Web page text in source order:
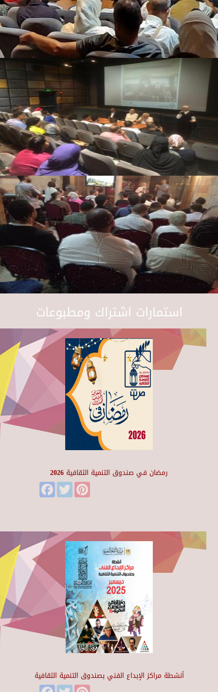
استمارات اشتراك ومطبوعات
رمضان في صندوق التنمية الثقافية 2026
FacebookTwitter
أنشطة مراكز الإبداع الفني بصندوق التنمية الثقافية
FacebookTwitter